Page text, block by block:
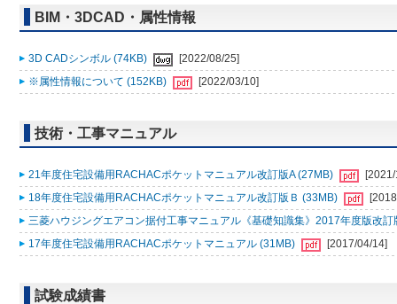
BIM・3DCAD・属性情報
3D CADシンボル (74KB)
[2022/08/25]
※属性情報について (152KB)
[2022/03/10]
技術・工事マニュアル
21年度住宅設備用RACHACポケットマニュアル改訂版A (27MB)
18年度住宅設備用RACHACポケットマニュアル改訂版Ｂ (33MB)
三菱ハウジングエアコン据付工事マニュアル《基礎知識集》2017年度版改
17年度住宅設備用RACHACポケットマニュアル (31MB)
[2017/04/14]
試験成績書